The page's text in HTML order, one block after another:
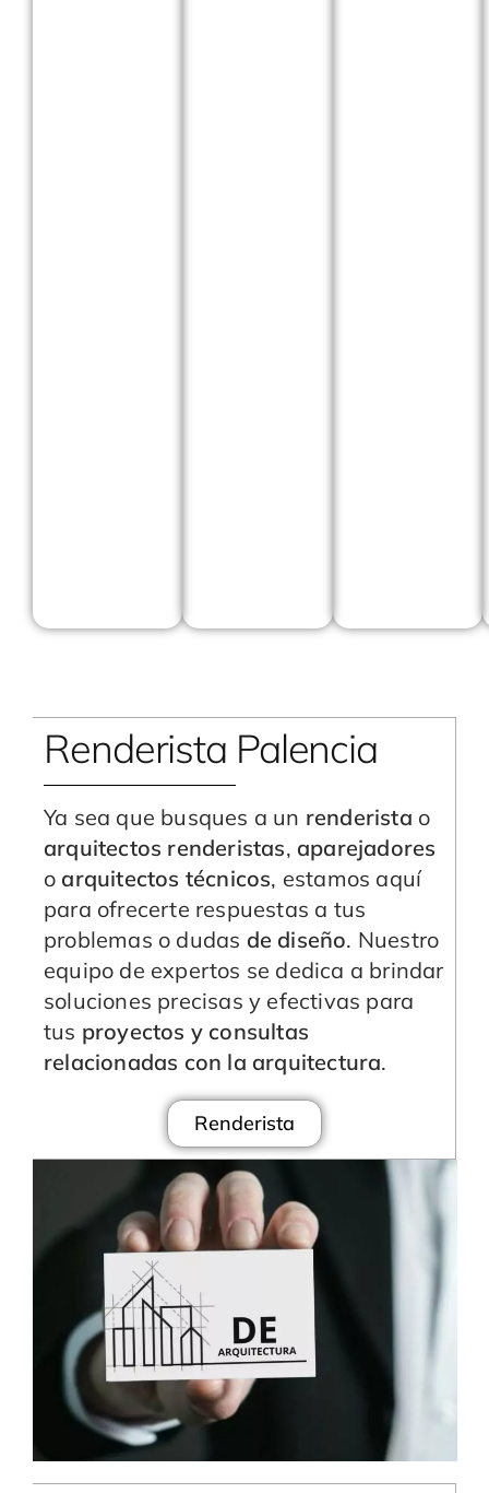
Renderista Palencia
Ya sea que busques a un renderista o
arquitectos renderistas, aparejadores
o arquitectos técnicos, estamos aquí
para ofrecerte respuestas a tus
problemas o dudas de diseño. Nuestro
equipo de expertos se dedica a brindar
soluciones precisas y efectivas para
tus proyectos y consultas
relacionadas con la arquitectura.
Renderista